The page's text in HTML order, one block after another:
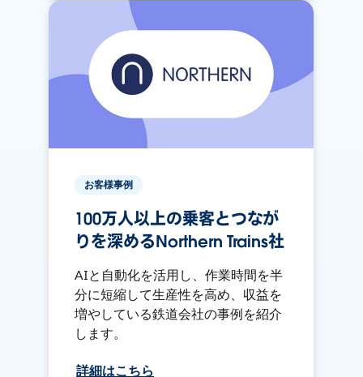
お客様事例
100万人以上の乗客とつなが
りを深めるNorthern Trains社
AIと自動化を活用し、作業時間を半
分に短縮して生産性を高め、収益を
増やしている鉄道会社の事例を紹介
します。
詳細はこちら